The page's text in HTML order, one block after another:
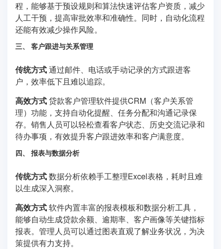
程，能够基于预设规则和算法快速评估客户资质，减少
人工干预，提高审批效率和准确性。同时，自动化流程
还能有效减少操作风险。
三、 客户跟进与关系管理
传统方式通过邮件、电话或手动记录的方式跟进客
户，效率低下且难以追踪。
高效方式贷款客户管理软件提供CRM（客户关系管
理）功能，支持自动化提醒、任务分配和沟通记录保
存。销售人员可以轻松查看客户状态、历史交流记录和
待办事项，有效提升客户跟进效率和客户满意度。
四、 报表与数据分析
传统方式数据分析依赖手工整理Excel表格，耗时且难
以生成深入洞察。
高效方式软件内置丰富的报表模板和数据分析工具，
能够自动生成贷款余额、逾期率、客户画像等关键指标
报表。管理人员可以通过图表直观了解业务状况，为决
策提供有力支持。